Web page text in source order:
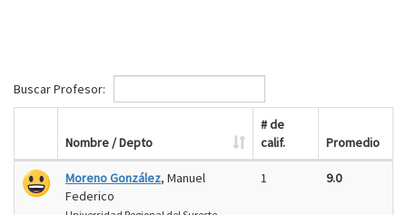
Buscar Profesor:
Nombre / Depto
# de
calif.
Promedio
Moreno González, Manuel
Federico
1 9.0